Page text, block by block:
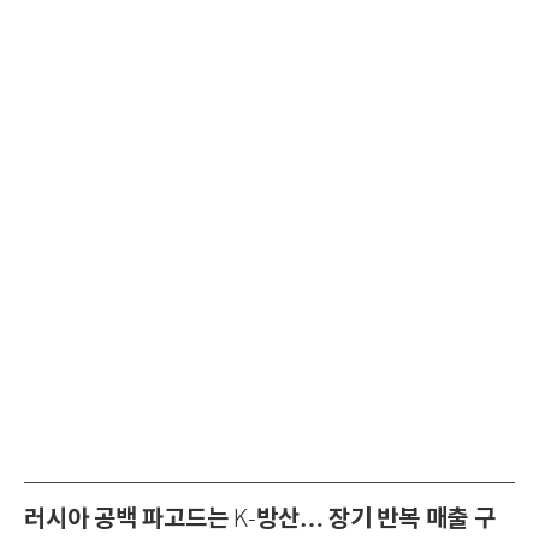
러시아 공백 파고드는 K-방산… 장기 반복 매출 구